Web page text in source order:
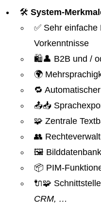
🛠️ System-
✅ Sehr
Vorkenntnisse
🛍️👤 B2B und /
🌍
🔁
📤📥
🧩 Zentrale
👥
🖼️
📦 PIM-
🔌🧩
CRM, …